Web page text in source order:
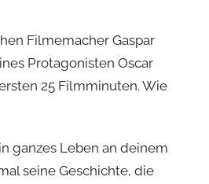
Filmemacher Gaspar
Protagonisten Oscar
25 Filmminuten. Wie
ganzes Leben an deinem
seine Geschichte, die